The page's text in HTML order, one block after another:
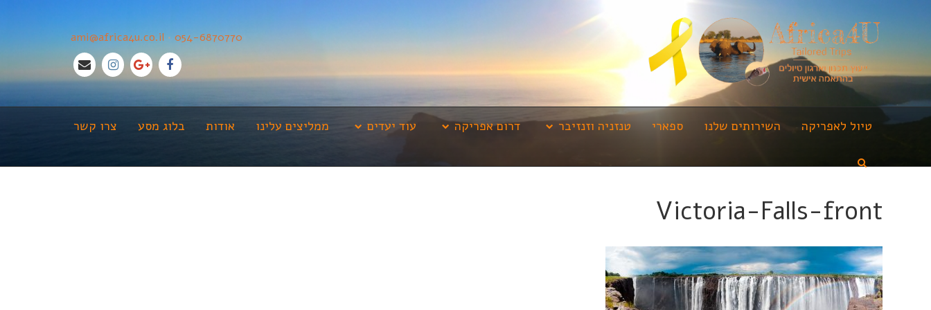
054-6870770
•
ami@africa4u.co.il
טיול לאפריקה השירותים שלנו ספארי טנזניה וזנזיבר דרום אפריקה עוד יעדים ממליצים עלינו אודות בלוג מסע צרו קשר
Victoria-Falls-front